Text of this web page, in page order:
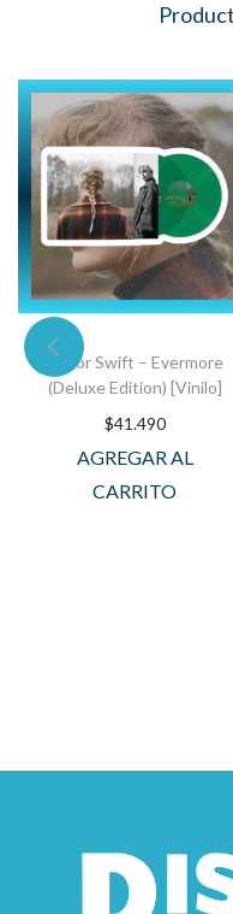
Taylor Swift – Evermore
(Deluxe Edition) [Vinilo]
$41.490
AGREGAR AL
CARRITO